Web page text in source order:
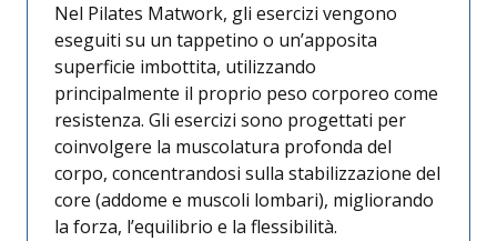
Nel Pilates Matwork, gli esercizi vengono
eseguiti su un tappetino o un’apposita
superficie imbottita, utilizzando
principalmente il proprio peso corporeo come
resistenza. Gli esercizi sono progettati per
coinvolgere la muscolatura profonda del
corpo, concentrandosi sulla stabilizzazione del
core (addome e muscoli lombari), migliorando
la forza, l’equilibrio e la flessibilità.